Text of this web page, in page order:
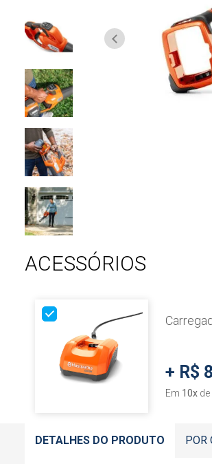
ACESSÓRIOS
+ R$
Em 10x de
DETALHES DO PRODUTO POR